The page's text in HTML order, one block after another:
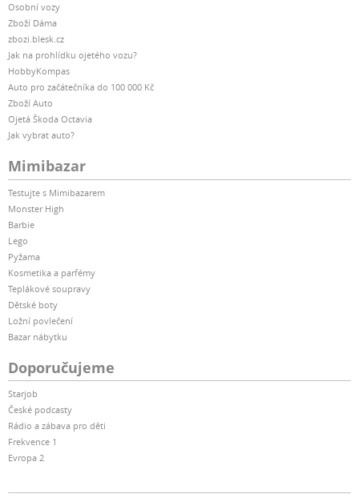
Osobní vozy
Zboží Dáma
zbozi.blesk.cz
Jak na prohlídku ojetého vozu?
HobbyKompas
Auto pro začátečníka do 100 000 Kč
Zboží Auto
Ojetá Škoda Octavia
Jak vybrat auto?
Mimibazar
Testujte s Mimibazarem
Monster High
Barbie
Lego
Pyžama
Kosmetika a parfémy
Teplákové soupravy
Dětské boty
Ložní povlečení
Bazar nábytku
Doporučujeme
Starjob
České podcasty
Rádio a zábava pro děti
Frekvence 1
Evropa 2